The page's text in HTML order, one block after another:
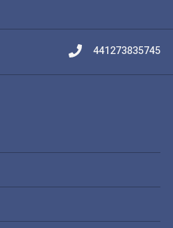
441273835745